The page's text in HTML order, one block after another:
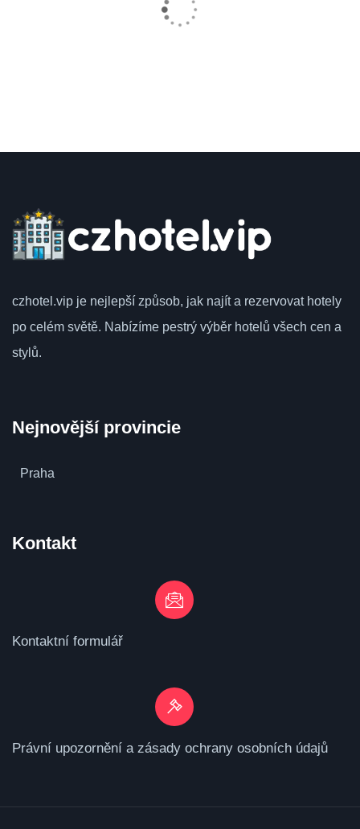
czhotel.vip je nejlepší způsob, jak najít a rezervovat hotely
po celém světě. Nabízíme pestrý výběr hotelů všech cen a
stylů.
Nejnovější provincie
Praha
Kontakt
Kontaktní formulář
Právní upozornění a zásady ochrany osobních údajů